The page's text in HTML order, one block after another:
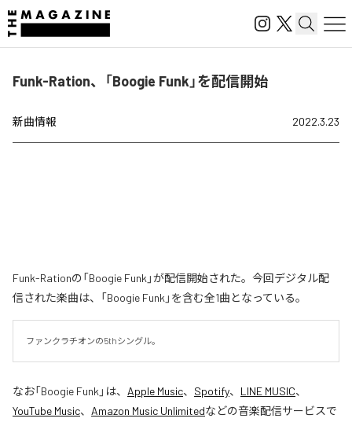
Funk-Ration、「Boogie Funk」を配信開始
新曲情報 2022.3.23
Funk-Rationの「Boogie Funk」が配信開始された。今回デジタル配
信された楽曲は、「Boogie Funk」を含む全1曲となっている。
ファンクラチオンの5thシングル。
なお「Boogie Funk 」は、 Apple Music、 Spotify、 LINE MUSIC、
YouTube Music、 Amazon Music Unlimitedなどの音楽配信サービスで